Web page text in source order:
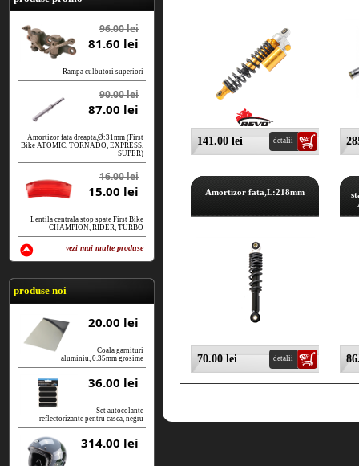
96.00 lei
81.60 lei
Rampa culbutori superiori
90.00 lei
87.00 lei
Amortizor fata dreapta,Ø:31mm (First
Bike ATOMIC, TORNADO, EXPRESS,
SUPER)
16.00 lei
15.00 lei
Lentila centrala stop spate First Bike
CHAMPION, RIDER, TURBO
vezi mai multe produse
vezi produse
produse noi
20.00 lei
Coala garnituri
aluminiu, 0.35mm grosime
36.00 lei
Set autocolante
reflectorizante pentru casca, negru
314.00 lei
141.00 lei detalii
Amortizor fata,L:218mm
70.00 lei detalii